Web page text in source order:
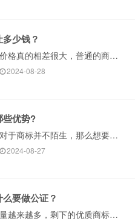
少钱？
其实商标价格真的相差很大，普通的商标转让价格在1-3万，但是我们也常常看到某公司花十多万甚至几百万买商标。商标转让价格其实也要看转让商标的情况及市···
2024-08-28
些优势?
有很多人对于商标并不陌生，那么想要一个商标，是不是就要进行商标注册呢?其实并不一定，如果大家需要商标，不妨试试商标转让，毕竟相对于商标注册而言，商···
2024-08-27
要做公证？
随着商标注册量越来越多，剩下的优质商标资源相应减少，注册难度有所提升，这种情况激发了商标交易市场的活力，越来越多人选择商标转让来获得注册商标专用权。在···